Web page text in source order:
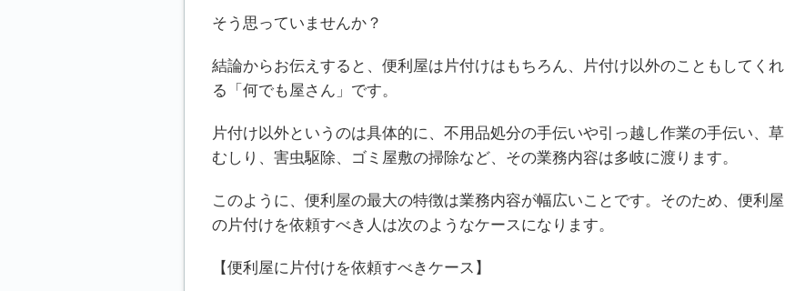
そう思っていませんか？
結論からお伝えすると、便利屋は片付けはもちろん、片付け以外のこともしてくれ
る「何でも屋さん」です。
片付け以外というのは具体的に、不用品処分の手伝いや引っ越し作業の手伝い、草
むしり、害虫駆除、ゴミ屋敷の掃除など、その業務内容は多岐に渡ります。
このように、便利屋の最大の特徴は業務内容が幅広いことです。そのため、便利屋
の片付けを依頼すべき人は次のようなケースになります。
【便利屋に片付けを依頼すべきケース】